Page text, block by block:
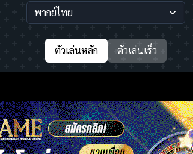
ตัวเล่นหลัก ตัวเล่นเร็ว